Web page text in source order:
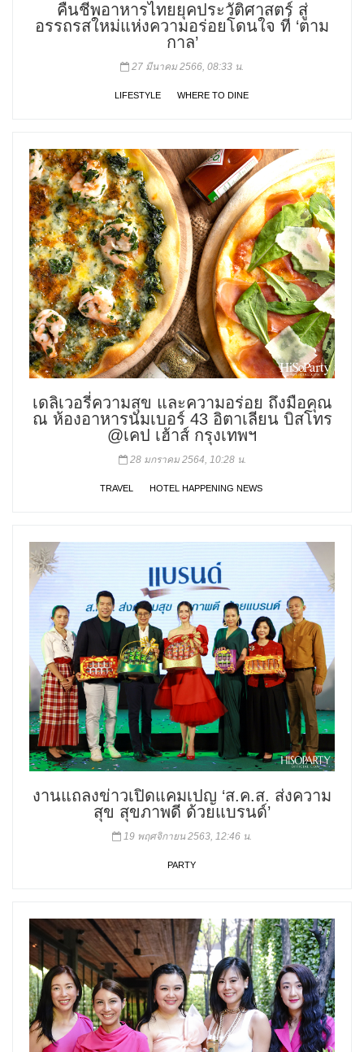
คืนชีพอาหารไทยยุคประวัติศาสตร์ สู่
อรรถรสใหม่แห่งความอร่อยโดนใจ ที่ ‘ตาม
กาล’
27 มีนาคม 2566, 08:33 น.
LIFESTYLE WHERE TO DINE
เดลิเวอรี่ความสุข และความอร่อย ถึงมือคุณ
ณ ห้องอาหารนัมเบอร์ 43 อิตาเลียน บิสโทร
@เคป เฮ้าส์ กรุงเทพฯ
28 มกราคม 2564, 10:28 น.
TRAVEL HOTEL HAPPENING NEWS
งานแถลงข่าวเปิดแคมเปญ ‘ส.ค.ส. ส่งความ
สุข สุขภาพดี ด้วยแบรนด์’
19 พฤศจิกายน 2563, 12:46 น.
PARTY